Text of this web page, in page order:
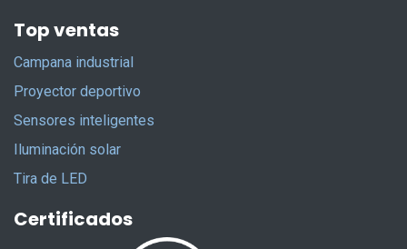
Top ventas
Campana industrial
Proyector deportivo
Sensores inteligentes
Iluminación solar
Tira de LED
Certificados